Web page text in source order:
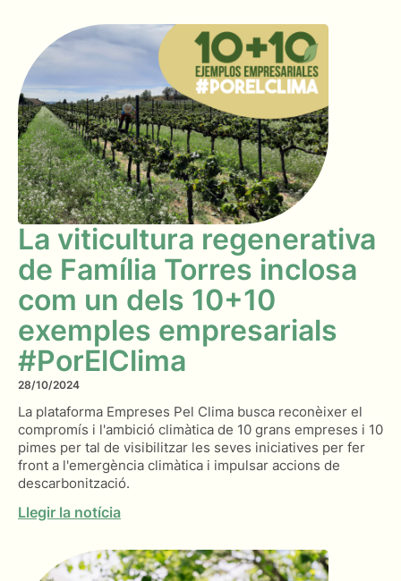
La viticultura regenerativa
de Família Torres inclosa
com un dels 10+10
exemples empresarials
#PorElClima
28/10/2024
La plataforma Empreses Pel Clima busca reconèixer el
compromís i l'ambició climàtica de 10 grans empreses i 10
pimes per tal de visibilitzar les seves iniciatives per fer
front a l'emergència climàtica i impulsar accions de
descarbonització.
Llegir la notícia